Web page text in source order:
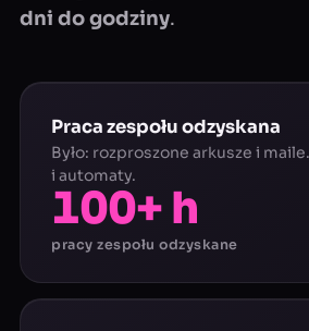
dni do godziny.
Praca zespołu odzyskana
Było: rozproszone arkusze i
i automaty.
100+ h
pracy zespołu odzyskane